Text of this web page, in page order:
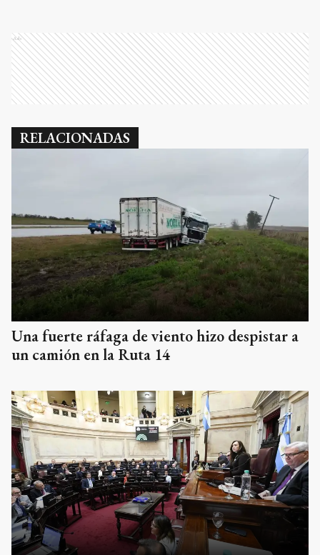
Ads
RELACIONADAS
Una fuerte ráfaga de viento hizo despistar a
un camión en la Ruta 14